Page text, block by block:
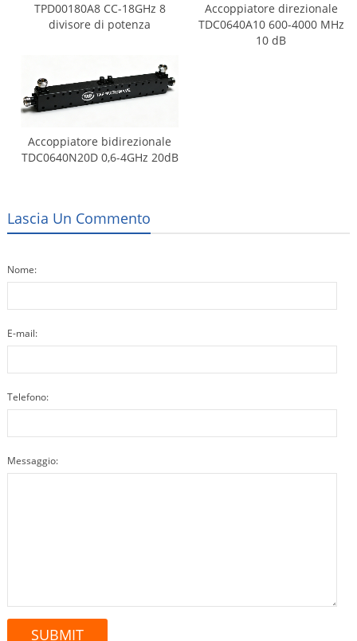
TPD00180A8 CC-18GHz 8
divisore di potenza
Accoppiatore direzionale
TDC0640A10 600-4000 MHz
10 dB
Accoppiatore bidirezionale
TDC0640N20D 0,6-4GHz 20dB
Lascia Un Commento
Nome:
E-mail:
Telefono:
Messaggio: